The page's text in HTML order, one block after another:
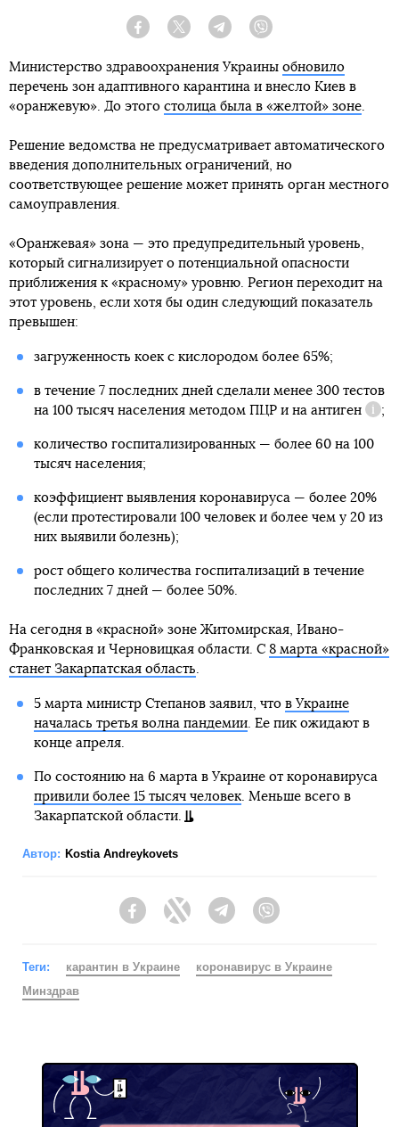
Facebook Twitter Telegram
Министерство здравоохранения Украины обновило
перечень зон адаптивного карантина и внесло Киев в
«оранжевую». До этого столица была в «желтой» зоне.
Решение ведомства не предусматривает автоматического
введения дополнительных ограничений, но
соответствующее решение может принять орган местного
самоуправления.
«Оранжевая» зона — это предупредительный уровень,
который сигнализирует о потенциальной опасности
приближения к «красному» уровню. Регион переходит на
этот уровень, если хотя бы один следующий показатель
превышен:
загруженность коек с кислородом более 65%;
в течение 7 последних дней сделали менее 300 тестов
на 100 тысяч населения методом ПЦР и на антиген ;
количество госпитализированных — более 60 на 100
тысяч населения;
коэффициент выявления коронавируса — более 20%
(если протестировали 100 человек и более чем у 20 из
них выявили болезнь);
рост общего количества госпитализаций в течение
последних 7 дней — более 50%.
На сегодня в «красной» зоне Житомирская, Ивано-
Франковская и Черновицкая области. С 8 марта «красной»
станет Закарпатская область.
5 марта министр Степанов заявил, что в Украине
началась третья волна пандемии. Ее пик ожидают в
конце апреля.
По состоянию на 6 марта в Украине от коронавируса
привили более 15 тысяч человек. Меньше всего в
Закарпатской области.
Автор: Kostia Andreykovets
FacebookTwitter Telegram
Теги: карантин в Украине
коронавирус в Украине
Минздрав